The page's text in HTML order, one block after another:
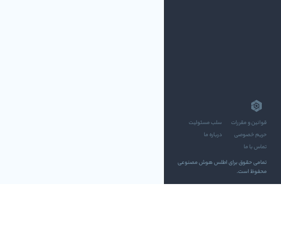
قوانین و مقررات
سلب مسئولیت
حریم خصوصی
درباره ما
تماس با ما
تمامی حقوق برای اطلس هوش مصنوعی
محفوظ است.